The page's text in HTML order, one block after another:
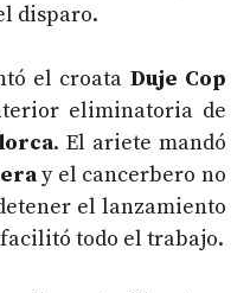
disparo.
el croata Duje Cop
eliminatoria de
. El ariete mandó
y el cancerbero no
el lanzamiento
todo el trabajo.